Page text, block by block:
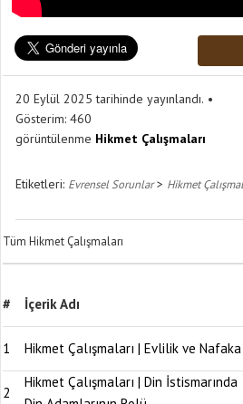
20 Eylül 2025 tarihinde yayınlandı.
Gösterim: 460
görüntülenme Hikmet Çalışmaları
Etiketleri: Evrensel Sorunlar> Hikmet
Tüm Hikmet Çalışmaları
# İçerik Adı
1 Hikmet Çalışmaları | Evlilik ve Nafaka
2
Hikmet Çalışmaları | Din İstismarında